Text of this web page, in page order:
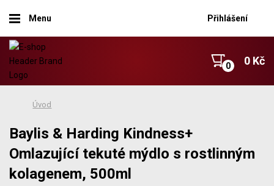
Menu Přihlášení
0 Kč
Úvod
Baylis & Harding Kindness+
Omlazující tekuté mýdlo s rostlinným
kolagenem, 500ml